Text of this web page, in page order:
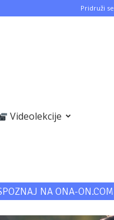
Pridruži se
Videolekcije
NA ONA-ON.COM